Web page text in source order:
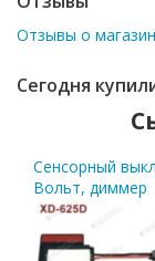
Отзывы о
Сегодня
Сенсорный
Вольт, диммер